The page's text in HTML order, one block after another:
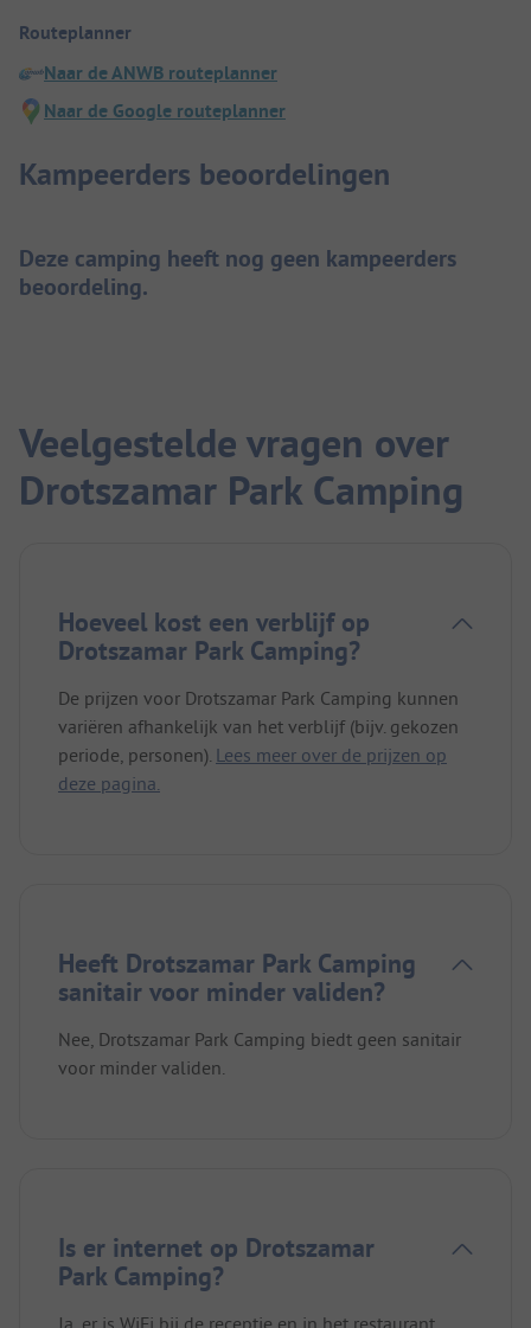
Routeplanner
Naar de ANWB routeplanner
Naar de Google routeplanner
Kampeerders beoordelingen
Deze camping heeft nog geen kampeerders
beoordeling.
Veelgestelde vragen over
Drotszamar Park Camping
Hoeveel kost een verblijf op
Drotszamar Park Camping?
De prijzen voor Drotszamar Park Camping kunnen
variëren afhankelijk van het verblijf (bijv. gekozen
periode, personen). Lees meer over de prijzen op
deze pagina.
Heeft Drotszamar Park Camping
sanitair voor minder validen?
Nee, Drotszamar Park Camping biedt geen sanitair
voor minder validen.
Is er internet op Drotszamar
Park Camping?
Ja, er is WiFi bij de receptie en in het restaurant.